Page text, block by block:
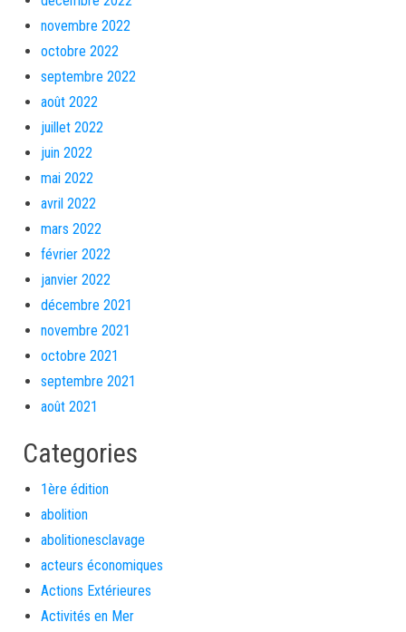
novembre 2022
octobre 2022
septembre 2022
août 2022
juillet 2022
juin 2022
mai 2022
avril 2022
mars 2022
février 2022
janvier 2022
décembre 2021
novembre 2021
octobre 2021
septembre 2021
août 2021
Categories
1ère édition
abolition
abolitionesclavage
acteurs économiques
Actions Extérieures
Activités en Mer